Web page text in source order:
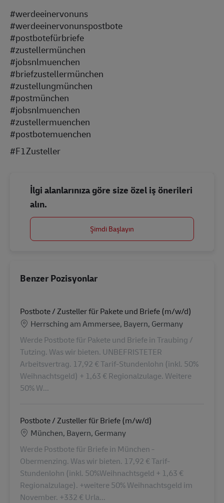
#werdeeinervonuns
#werdeeinervonunspostbote
#postbotefürbriefe
#zustellermünchen
#jobsnlmuenchen
#briefzustellermünchen
#zustellungmünchen
#postmünchen
#jobsnlmuenchen
#zustellermuenchen
#postbotemuenchen
#F1Zusteller
İlgi alanlarınıza göre size özel iş önerileri
alın.
Şimdi Başlayın
Benzer Pozisyonlar
Postbote / Zusteller für Pakete und Briefe (m/w/d)
Konum
Herrsching am Ammersee, Bayern, Germany
Werde Postbote für Pakete und Briefe in Traubing /
Tutzing. Was wir bieten. UNBEFRISTETER
Arbeitsvertrag. 17,92 € Tarif-Stundenlohn (inkl. 50%
Weihnachtsgeld) + 1,63 € Regionalzulage. Weitere
50% W...
Postbote / Zusteller für Briefe (m/w/d)
Konum
München, Bayern, Germany
Werde Postbote für Briefe in München -
Obermenzing. Was wir bieten. 17,92 € Tarif-
Stundenlohn (inkl. 50%Weihnachtsgeld + 1,63 €
Regionalzulage). +weitere 50% Weihnachtsgeld im
November. +332 € Urla...